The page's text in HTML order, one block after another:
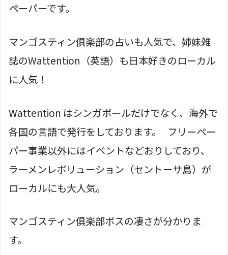
ペーパーです。
マンゴスティン俱楽部の占いも人気で、姉妹雑
誌のWattention（英語）も日本好きのローカル
に人気！
Wattention はシンガポールだけでなく、海外で
各国の言語で発行をしております。 フリーペー
パー事業以外にはイベントなどおりしており、
ラーメンレボリューション（セントーサ島）が
ローカルにも大人気。
マンゴスティン俱楽部ボスの凄さが分かりま
す。